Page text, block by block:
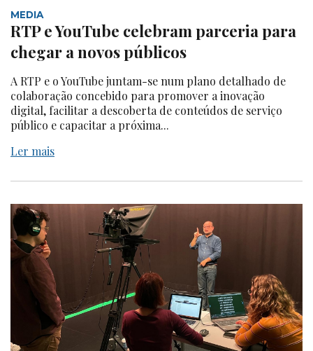
MEDIA
RTP e YouTube celebram parceria para
chegar a novos públicos
A RTP e o YouTube juntam-se num plano detalhado de
colaboração concebido para promover a inovação
digital, facilitar a descoberta de conteúdos de serviço
público e capacitar a próxima...
Ler mais